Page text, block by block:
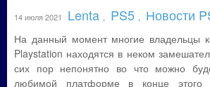
14 июля 2021 Lenta PS5 Новости
На данный момент многие владельцы
Playstation находятся в неком
сих пор непонятно во что можно
любимой платформе в конце этого